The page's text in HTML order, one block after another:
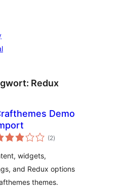
Redux
Demo
(2Bewertungen
insgesamt
)
widgets,
and Redux options
themes.